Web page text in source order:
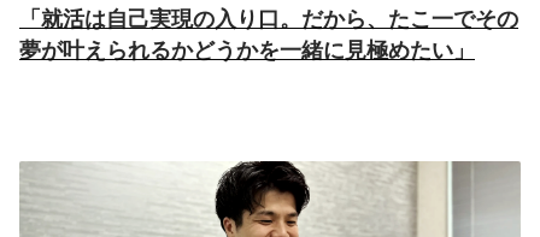
「就活は自己実現の入り口。だから、たこ一でその
夢が叶えられるかどうかを一緒に見極めたい」